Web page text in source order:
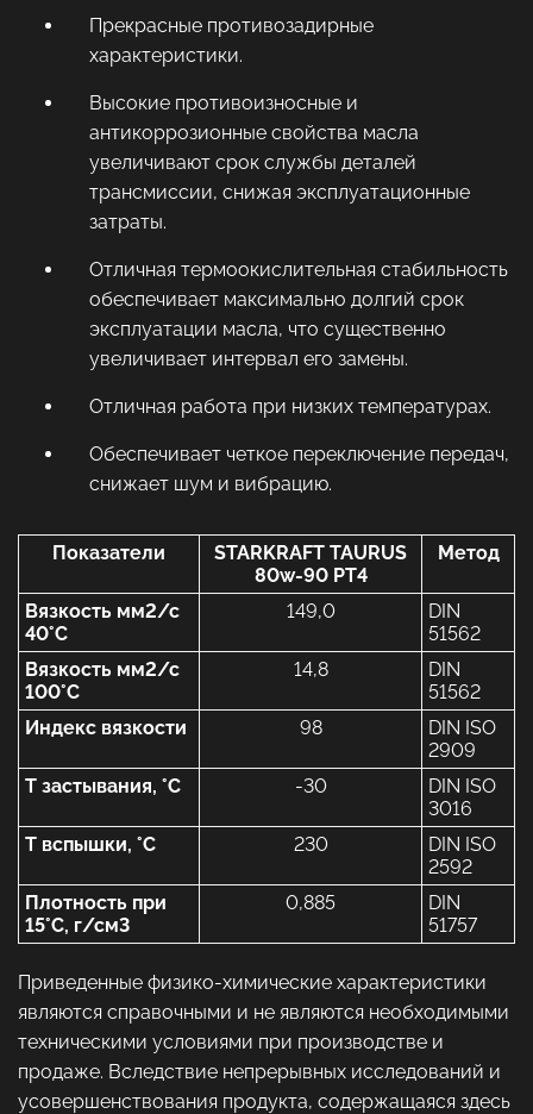
Прекрасные противозадирные
характеристики.
Высокие противоизносные и
антикоррозионные свойства масла
увеличивают срок службы деталей
трансмиссии, снижая эксплуатационные
затраты.
Отличная термоокислительная стабильность
обеспечивает максимально долгий срок
эксплуатации масла, что существенно
увеличивает интервал его замены.
Отличная работа при низких температурах.
Обеспечивает четкое переключение передач,
снижает шум и вибрацию.
Показатели
STARKRAFT TAURUS
80w-90 PT4
Метод
Вязкость мм2/с
40°С
149,0
DIN
51562
Вязкость мм2/с
100°С
14,8
DIN
51562
Индекс вязкости
98
DIN ISO
2909
Т застывания, °С -30
DIN ISO
3016
Т вспышки, °С 230
DIN ISO
2592
Плотность при
15°С, г/см3
0,885
DIN
51757
Приведенные физико-химические характеристики
являются справочными и не являются необходимыми
техническими условиями при производстве и
продаже. Вследствие непрерывных исследований и
усовершенствования продукта, содержащаяся здесь